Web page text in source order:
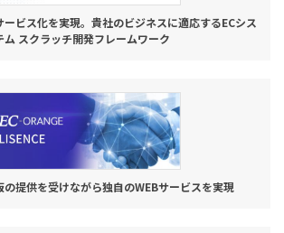
ビス化を実現。貴社のビジネスに適応するECシス
ム スクラッチ開発フレームワーク
提供を受けながら独自のWEBサービスを実現